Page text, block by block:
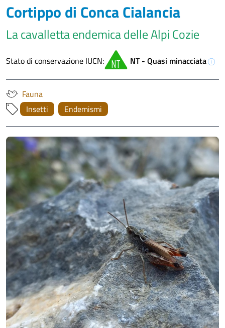
Cortippo di Conca Cialancia
La cavalletta endemica delle Alpi Cozie
Stato di conservazione IUCN: NT - Quasi minacciatainfo
Fauna
Insetti
Endemismi